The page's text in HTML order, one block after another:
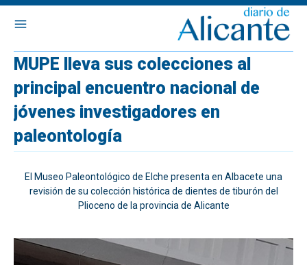
MUPE lleva sus colecciones al
principal encuentro nacional de
jóvenes investigadores en
paleontología
El Museo Paleontológico de Elche presenta en Albacete una
revisión de su colección histórica de dientes de tiburón del
Plioceno de la provincia de Alicante